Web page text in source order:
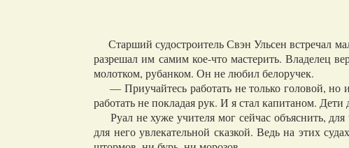
Старший судостроитель Свэн Ульсен встречал
разрешал им самим кое-что мастерить. Владелец
молотком, рубанком. Он не любил белоручек.
— Приучайтесь работать не только головой,
работать не покладая рук. И я стал капитаном.
Руал не хуже учителя мог сейчас объяснить,
для него увлекательной сказкой. Ведь на этих